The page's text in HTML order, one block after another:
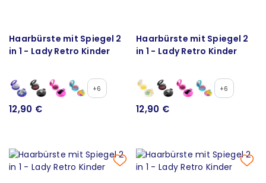
Haarbürste mit Spiegel 2
in 1 - Lady Retro Kinder
+6
12,90 €
Haarbürste mit Spiegel 2
in 1 - Lady Retro Kinder
+6
12,90 €